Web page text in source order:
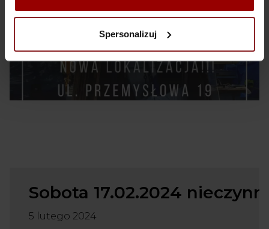
Spersonalizuj
Sobota 17.02.2024
5 lutego 2024